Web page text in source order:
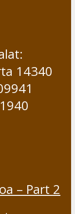
14340
– Part 2